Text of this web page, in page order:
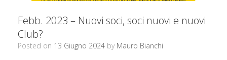
Febb. 2023 – Nuovi soci, soci nuovi e nuovi
Club?
Posted on 13 Giugno 2024 by Mauro Bianchi